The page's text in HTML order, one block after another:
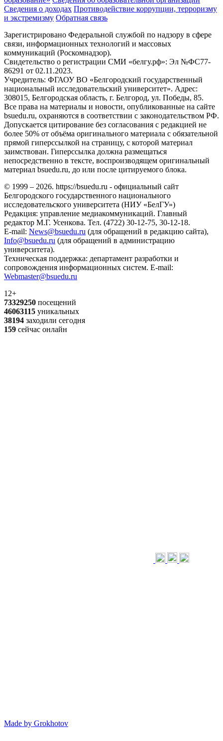
Сведения о доходах Противодействие коррупции, терроризму
и экстремизму Обратная связь
Зарегистрировано Федеральной службой по надзору в сфере
связи, информационных технологий и массовых
коммуникаций (Роскомнадзор).
Свидетельство о регистрации СМИ «белгу.рф»: Эл №ФС77-
86291 от 02.11.2023.
Учредитель: ФГАОУ ВО «Белгородский государственный
национальный исследовательский университет». Адрес:
308015, Белгородская область, г. Белгород, ул. Победы, 85.
Все права на материалы и новости, опубликованные на сайте
bsuedu.ru, охраняются в соответствии с законодательством РФ.
Допускается цитирование без согласования с редакцией не
более 50% от объёма оригинального материала с обязательной
прямой гиперссылкой на страницу, с которой материал
заимствован. Гиперссылка должна размещаться
непосредственно в тексте, воспроизводящем оригинальный
материал bsuedu.ru, до или после цитируемого блока.
© 1999 – 2026. https://bsuedu.ru - официальный сайт
Белгородского государственного национального
исследовательского университета (НИУ «БелГУ»)
Редакция: управление медиакоммуникаций. Главный
редактор М.Г. Усенкова. Тел. (4722) 30-12-75, 30-12-18.
E-mail: News@bsuedu.ru (для обращений в редакцию сайта),
Info@bsuedu.ru (для обращений в администрацию
университета).
Техническая поддержка: департамент разработки и
сопровождения информационных систем. E-mail:
Webmaster@bsuedu.ru
12+
73329250 посещений
46063115 уникальных
38194 заходили сегодня
159 сейчас онлайн
Made by Grokhotov